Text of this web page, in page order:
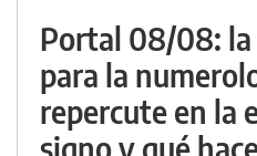
Portal 08/08: la
para la
repercute en la
signo y qué